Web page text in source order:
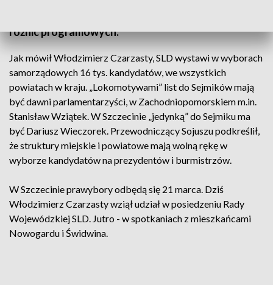
różnic programowych.
Jak mówił Włodzimierz Czarzasty, SLD wystawi w wyborach
samorządowych 16 tys. kandydatów, we wszystkich
powiatach w kraju. „Lokomotywami” list do Sejmików mają
być dawni parlamentarzyści, w Zachodniopomorskiem m.in.
Stanisław Wziątek. W Szczecinie „jedynką” do Sejmiku ma
być Dariusz Wieczorek. Przewodniczący Sojuszu podkreślił,
że struktury miejskie i powiatowe mają wolną rękę w
wyborze kandydatów na prezydentów i burmistrzów.
W Szczecinie prawybory odbędą się 21 marca. Dziś
Włodzimierz Czarzasty wziął udział w posiedzeniu Rady
Wojewódzkiej SLD. Jutro - w spotkaniach z mieszkańcami
Nowogardu i Świdwina.